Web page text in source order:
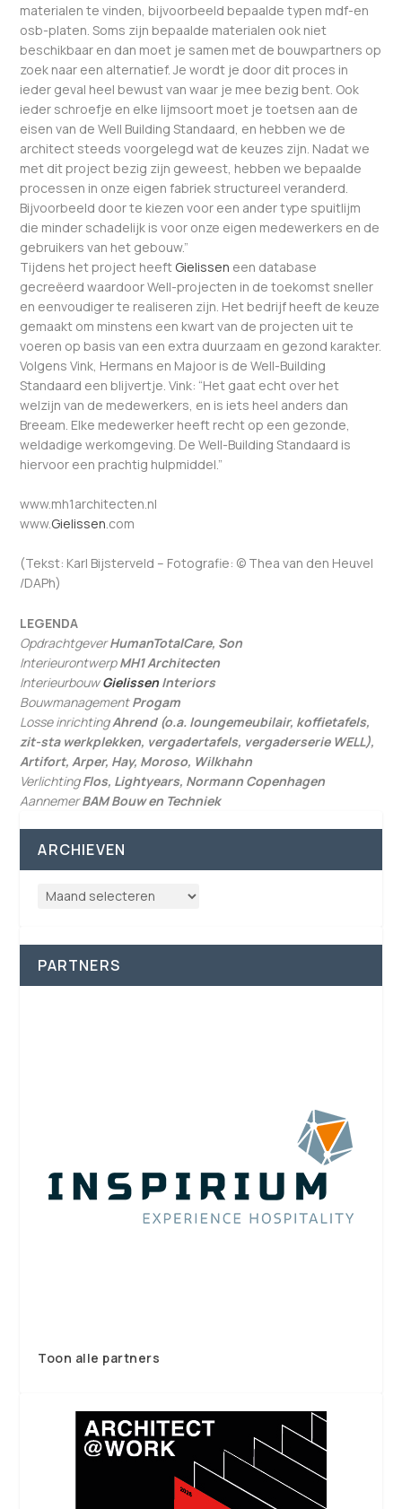
materialen te vinden, bijvoorbeeld bepaalde typen mdf-en
osb-platen. Soms zijn bepaalde materialen ook niet
beschikbaar en dan moet je samen met de bouwpartners op
zoek naar een alternatief. Je wordt je door dit proces in
ieder geval heel bewust van waar je mee bezig bent. Ook
ieder schroefje en elke lijmsoort moet je toetsen aan de
eisen van de Well Building Standaard, en hebben we de
architect steeds voorgelegd wat de keuzes zijn. Nadat we
met dit project bezig zijn geweest, hebben we bepaalde
processen in onze eigen fabriek structureel veranderd.
Bijvoorbeeld door te kiezen voor een ander type spuitlijm
die minder schadelijk is voor onze eigen medewerkers en de
gebruikers van het gebouw.”
Tijdens het project heeft Gielissen een database
gecreëerd waardoor Well-projecten in de toekomst sneller
en eenvoudiger te realiseren zijn. Het bedrijf heeft de keuze
gemaakt om minstens een kwart van de projecten uit te
voeren op basis van een extra duurzaam en gezond karakter.
Volgens Vink, Hermans en Majoor is de Well-Building
Standaard een blijvertje. Vink: “Het gaat echt over het
welzijn van de medewerkers, en is iets heel anders dan
Breeam. Elke medewerker heeft recht op een gezonde,
weldadige werkomgeving. De Well-Building Standaard is
hiervoor een prachtig hulpmiddel.”
www.mh1architecten.nl
www.Gielissen.com
(Tekst: Karl Bijsterveld – Fotografie: © Thea van den Heuvel
/DAPh)
LEGENDA
OpdrachtgeverHumanTotalCare, Son
InterieurontwerpMH1 Architecten
InterieurbouwGielissen Interiors
BouwmanagementProgam
Losse inrichtingAhrend (o.a. loungemeubilair, koffietafels,
zit-sta werkplekken, vergadertafels, vergaderserie WELL),
Artifort, Arper, Hay, Moroso, Wilkhahn
VerlichtingFlos, Lightyears, Normann Copenhagen
AannemerBAM Bouw en Techniek
ARCHIEVEN
PARTNERS
Toon alle partners